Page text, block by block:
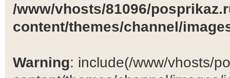
/www/vhosts/81096/
content/themes/channel/
Warning: include(/www/vhosts/